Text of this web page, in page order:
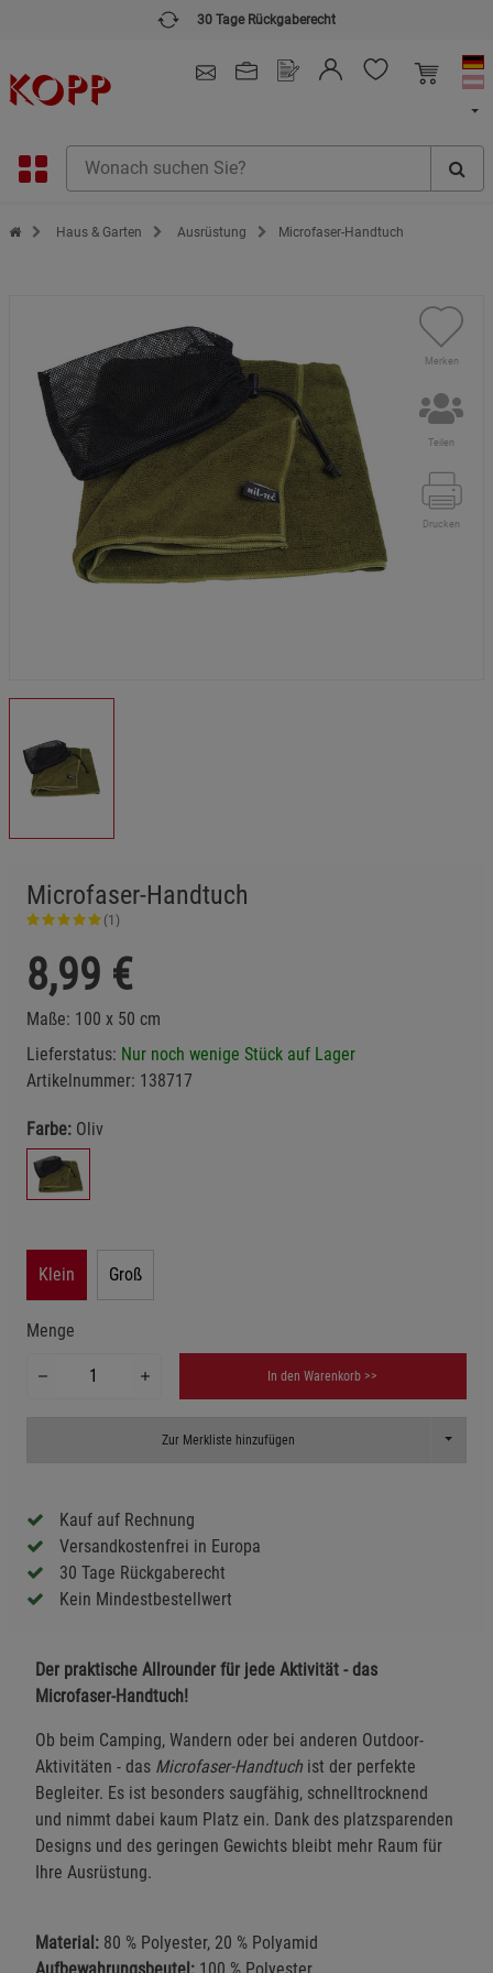
30 Tage Rückgaberecht
Zur Startseite des Kopp Verlag Online-Shop
Haus & Garten Ausrüstung Microfaser-Handtuch
Merken
Teilen
Drucken
Microfaser-Handtuch
(1)
8,99 €
Maße: 100 x 50 cm
Lieferstatus: Nur noch wenige Stück auf Lager
Artikelnummer: 138717
Farbe: Oliv
Klein Groß
Menge
In den Warenkorb >>
Zur Merkliste hinzufügen Toggle
Kauf auf Rechnung
Versandkostenfrei in Europa
30 Tage Rückgaberecht
Kein Mindestbestellwert
Der praktische Allrounder für jede Aktivität - das
Microfaser-Handtuch!
Ob beim Camping, Wandern oder bei anderen Outdoor-
Aktivitäten - das Microfaser-Handtuch ist der perfekte
Begleiter. Es ist besonders saugfähig, schnelltrocknend
und nimmt dabei kaum Platz ein. Dank des platzsparenden
Designs und des geringen Gewichts bleibt mehr Raum für
Ihre Ausrüstung.
Material: 80 % Polyester, 20 % Polyamid